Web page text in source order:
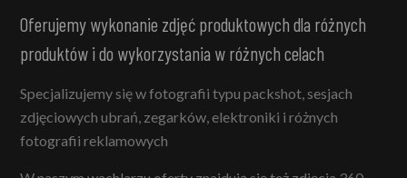
Oferujemy wykonanie zdjęć produktowych dla różnych
produktów i do wykorzystania w różnych celach
Specjalizujemy się w fotografii typu packshot, sesjach
zdjęciowych ubrań, zegarków, elektroniki i różnych
fotografii reklamowych